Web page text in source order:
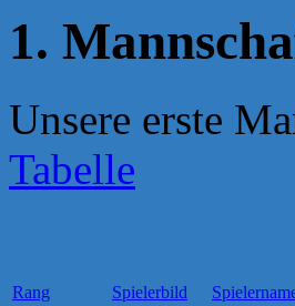
1.
Unsere erste
Tabelle
Rang Spielerbild